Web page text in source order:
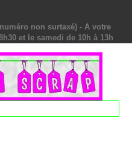
non surtaxé) - A votre
et le samedi de 10h à 13h